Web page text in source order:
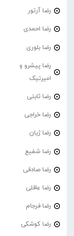
رضا آرتور
رضا احمدی
رضا بلوری
رضا پیشرو و
امیرتیک
رضا ثابتی
رضا خراجی
رضا ژیان
رضا شفیع
رضا صادقی
رضا عاقلی
رضا فرجام
رضا کوشکی